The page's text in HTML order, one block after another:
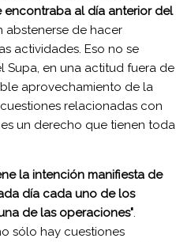
encontraba al día anterior del
abstenerse de hacer
actividades. Eso no se
en una actitud fuera de
aprovechamiento de la
relacionadas con
un derecho que tienen toda
la intención manifiesta de
día cada uno de los
de las operaciones".
sólo hay cuestiones